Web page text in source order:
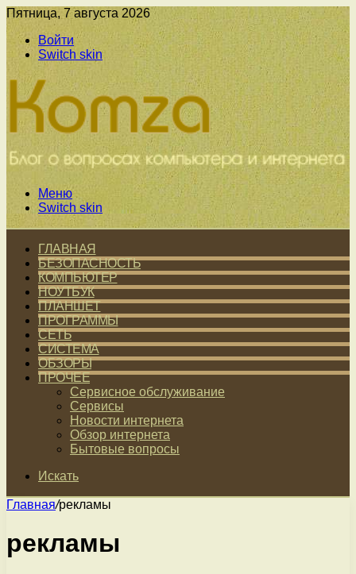
Пятница, 7 августа 2026
Войти
Switch skin
Меню
Switch skin
ГЛАВНАЯ
БЕЗОПАСНОСТЬ
КОМПЬЮТЕР
НОУТБУК
ПЛАНШЕТ
ПРОГРАММЫ
СЕТЬ
СИСТЕМА
ОБЗОРЫ
ПРОЧЕЕ
Сервисное обслуживание
Сервисы
Новости интернета
Обзор интернета
Бытовые вопросы
Искать
Главная/рекламы
рекламы